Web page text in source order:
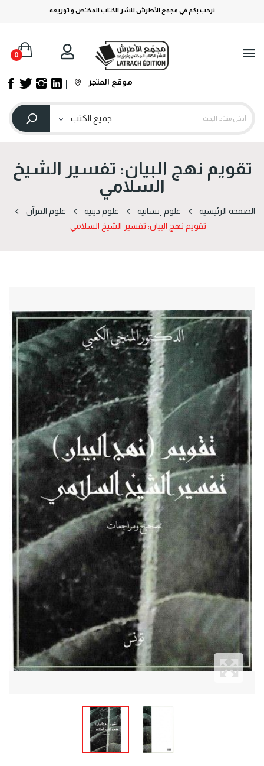
نرحب بكم في مجمع الأطرش لنشر الكتاب المختص و توزيعه
0
موقع المتجر
تقويم نهج البيان: تفسير الشيخ
السلامي
الصفحة الرئيسية علوم إنسانية علوم دينية
علوم القرآن
تقويم نهج البيان: تفسير الشيخ السلامي